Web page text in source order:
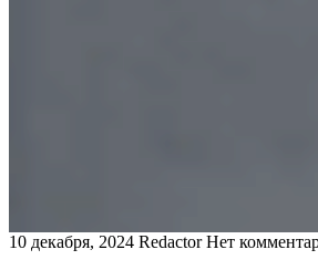
10 декабря, 2024 Redactor Нет